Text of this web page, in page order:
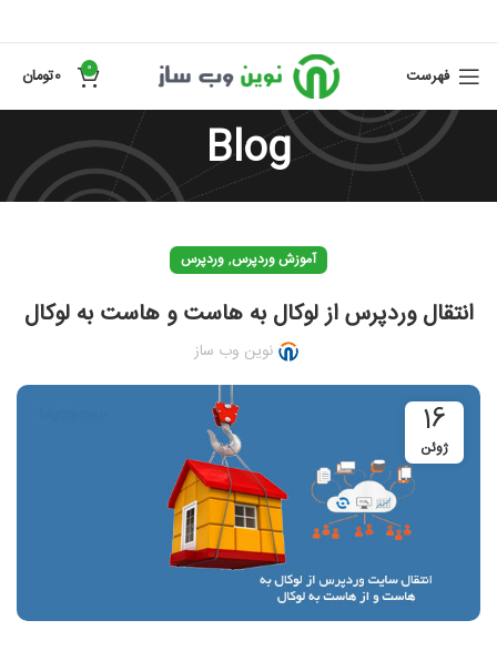
فهرست 0
0تومان
Blog
آموزش وردپرس, وردپرس
انتقال وردپرس از لوکال به هاست و هاست به لوکال
نوین وب ساز
16
ژوئن